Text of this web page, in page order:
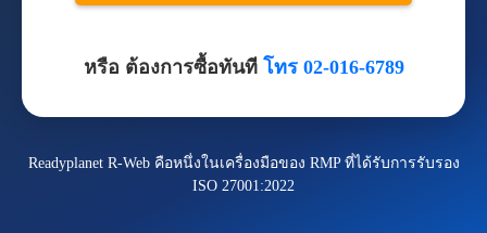
หรือ ต้องการซื้อทันที โทร 02-016-6789
Readyplanet R-Web คือหนึ่งในเครื่องมือของ RMP ที่ได้รับการรับรอง
ISO 27001:2022